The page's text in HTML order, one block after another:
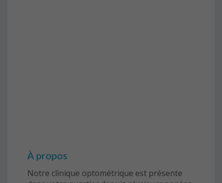
À propos
Notre clinique optométrique est présente